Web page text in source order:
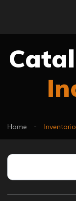
Home Inventario